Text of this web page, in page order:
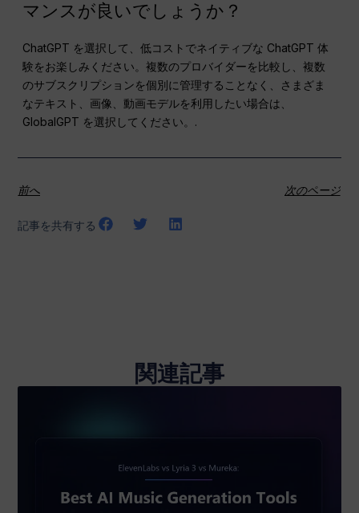
マンスが良いでしょうか？
ChatGPT を選択して、低コストでネイティブな ChatGPT 体
験をお楽しみください。複数のプロバイダーを比較し、複数
のサブスクリプションを個別に管理することなく、さまざま
なテキスト、画像、動画モデルを利用したい場合は、
GlobalGPT を選択してください。.
前へ 次のページ
記事を共有する
関連記事